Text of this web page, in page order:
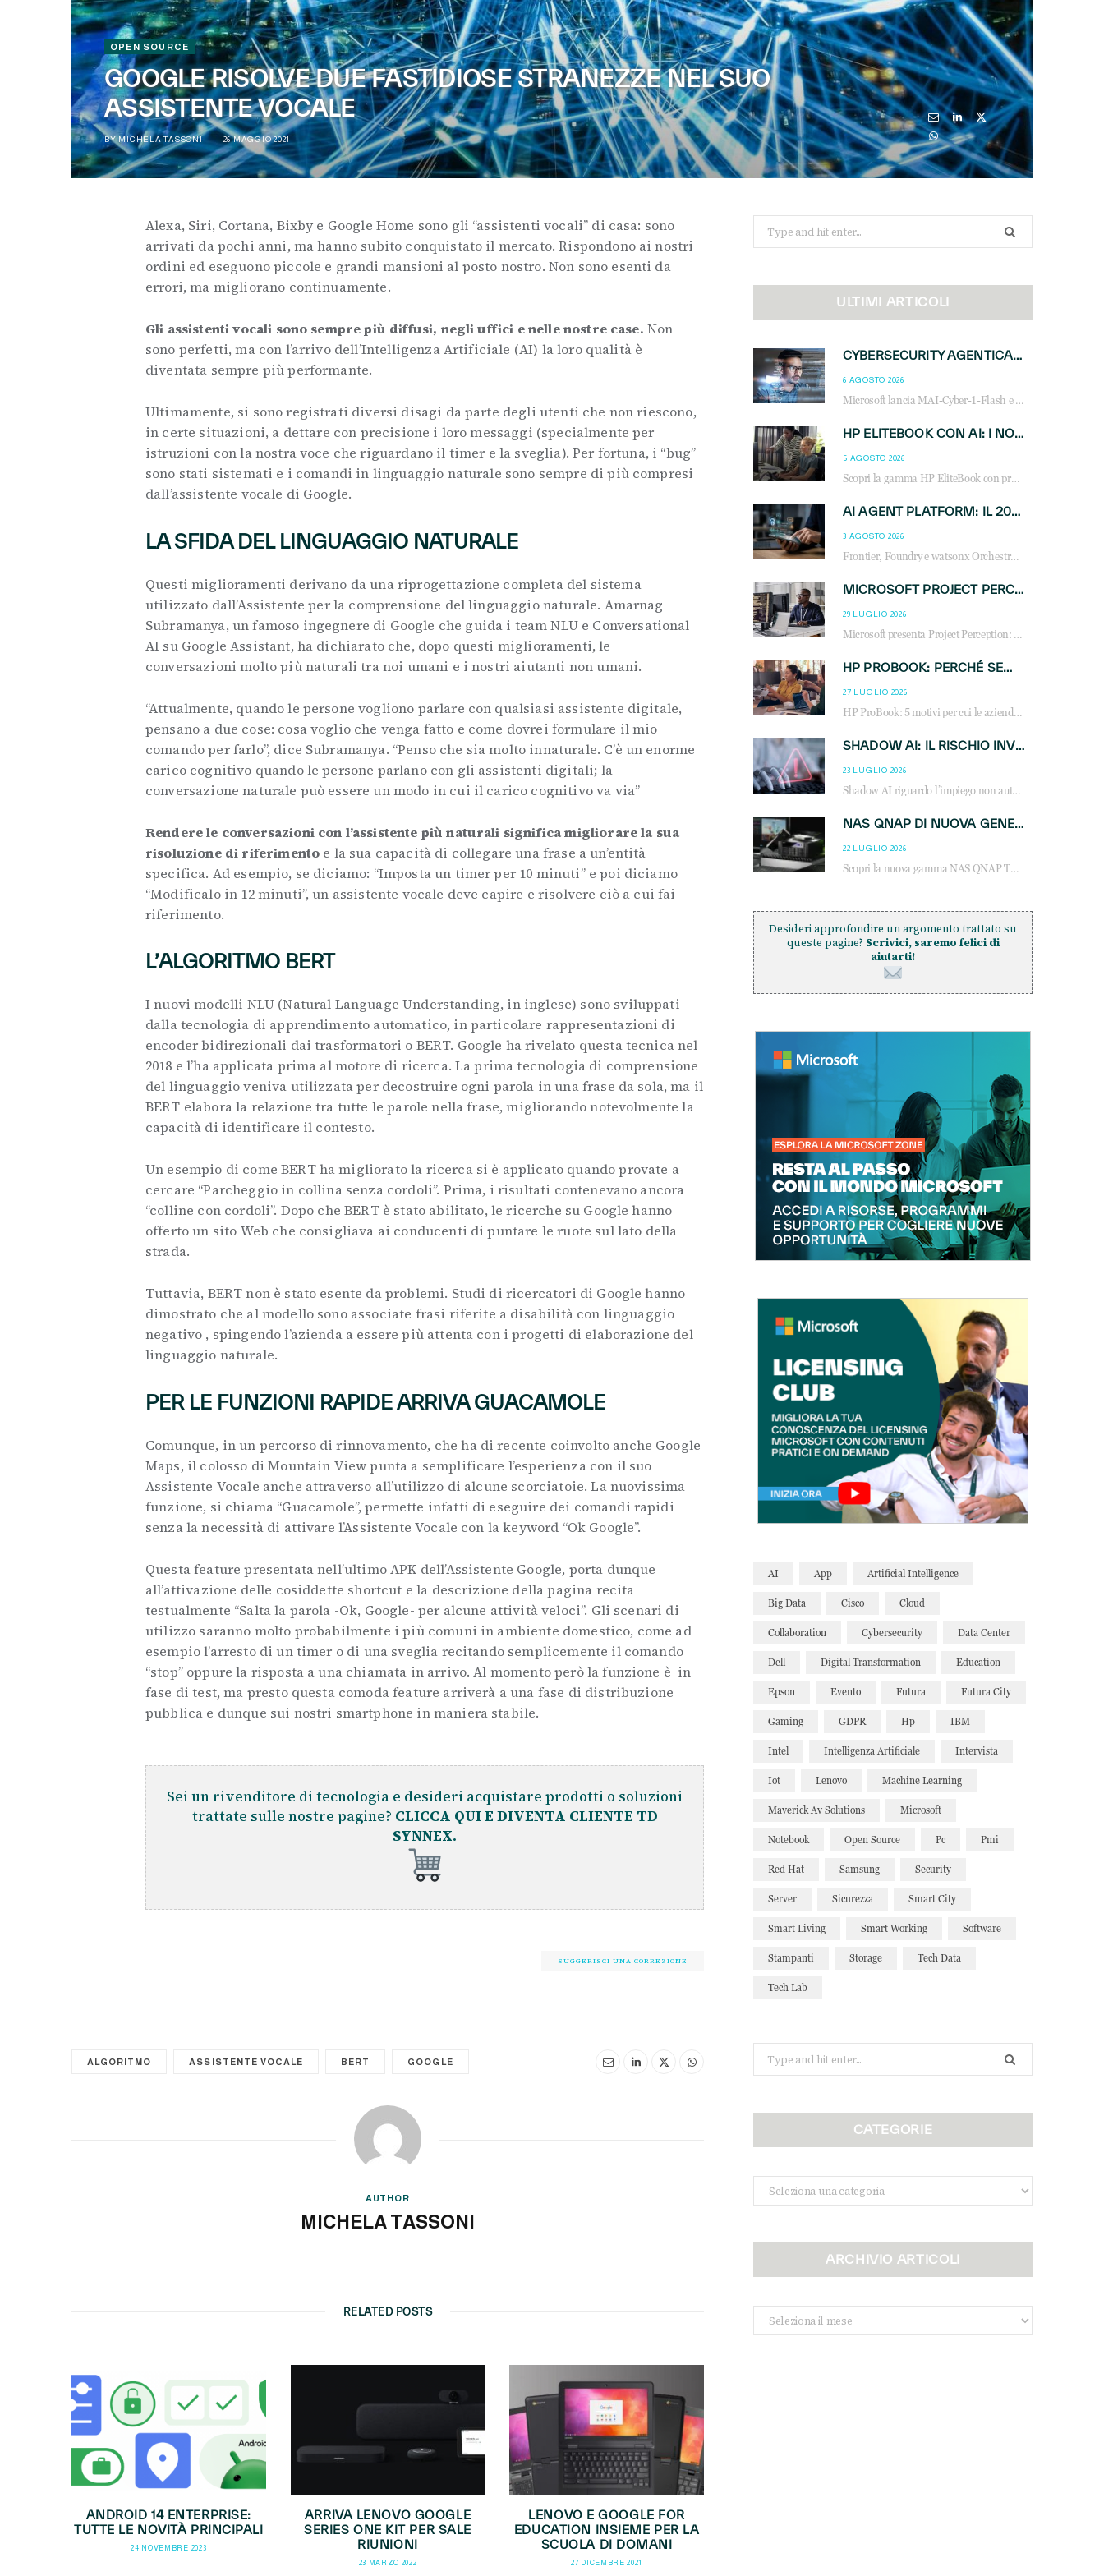
OPEN SOURCE
GOOGLE RISOLVE DUE FASTIDIOSE STRANEZZE NEL SUO
ASSISTENTE VOCALE
BY MICHELA TASSONI 26 MAGGIO 2021
Alexa, Siri, Cortana, Bixby e Google Home sono gli “assistenti vocali” di casa: sono
arrivati da pochi anni, ma hanno subito conquistato il mercato. Rispondono ai nostri
ordini ed eseguono piccole e grandi mansioni al posto nostro. Non sono esenti da
errori, ma migliorano continuamente.
Gli assistenti vocali sono sempre più diffusi, negli uffici e nelle nostre case. Non
sono perfetti, ma con l’arrivo dell’Intelligenza Artificiale (AI) la loro qualità è
diventata sempre più performante.
Ultimamente, si sono registrati diversi disagi da parte degli utenti che non riescono,
in certe situazioni, a dettare con precisione i loro messaggi (specialmente per
istruzioni con la nostra voce che riguardano il timer e la sveglia). Per fortuna, i “bug”
sono stati sistemati e i comandi in linguaggio naturale sono sempre di più compresi
dall’assistente vocale di Google.
LA SFIDA DEL LINGUAGGIO NATURALE
Questi miglioramenti derivano da una riprogettazione completa del sistema
utilizzato dall’Assistente per la comprensione del linguaggio naturale. Amarnag
Subramanya, un famoso ingegnere di Google che guida i team NLU e Conversational
AI su Google Assistant, ha dichiarato che, dopo questi miglioramenti, le
conversazioni molto più naturali tra noi umani e i nostri aiutanti non umani.
“Attualmente, quando le persone vogliono parlare con qualsiasi assistente digitale,
pensano a due cose: cosa voglio che venga fatto e come dovrei formulare il mio
comando per farlo”, dice Subramanya. “Penso che sia molto innaturale. C’è un enorme
carico cognitivo quando le persone parlano con gli assistenti digitali; la
conversazione naturale può essere un modo in cui il carico cognitivo va via”
Rendere le conversazioni con l’assistente più naturali significa migliorare la sua
risoluzione di riferimento e la sua capacità di collegare una frase a un’entità
specifica. Ad esempio, se diciamo: “Imposta un timer per 10 minuti” e poi diciamo
“Modificalo in 12 minuti”, un assistente vocale deve capire e risolvere ciò a cui fai
riferimento.
L’ALGORITMO BERT
I nuovi modelli NLU (Natural Language Understanding, in inglese) sono sviluppati
dalla tecnologia di apprendimento automatico, in particolare rappresentazioni di
encoder bidirezionali dai trasformatori o BERT. Google ha rivelato questa tecnica nel
2018 e l’ha applicata prima al motore di ricerca. La prima tecnologia di comprensione
del linguaggio veniva utilizzata per decostruire ogni parola in una frase da sola, ma il
BERT elabora la relazione tra tutte le parole nella frase, migliorando notevolmente la
capacità di identificare il contesto.
Un esempio di come BERT ha migliorato la ricerca si è applicato quando provate a
cercare “Parcheggio in collina senza cordoli”. Prima, i risultati contenevano ancora
“colline con cordoli”. Dopo che BERT è stato abilitato, le ricerche su Google hanno
offerto un sito Web che consigliava ai conducenti di puntare le ruote sul lato della
strada.
Tuttavia, BERT non è stato esente da problemi. Studi di ricercatori di Google hanno
dimostrato che al modello sono associate frasi riferite a disabilità con linguaggio
negativo , spingendo l’azienda a essere più attenta con i progetti di elaborazione del
linguaggio naturale.
PER LE FUNZIONI RAPIDE ARRIVA GUACAMOLE
Comunque, in un percorso di rinnovamento, che ha di recente coinvolto anche Google
Maps, il colosso di Mountain View punta a semplificare l’esperienza con il suo
Assistente Vocale anche attraverso all’utilizzo di alcune scorciatoie. La nuovissima
funzione, si chiama “Guacamole”, permette infatti di eseguire dei comandi rapidi
senza la necessità di attivare l’Assistente Vocale con la keyword “Ok Google”.
Questa feature presentata nell’ultimo APK dell’Assistente Google, porta dunque
all’attivazione delle cosiddette shortcut e la descrizione della pagina recita
testualmente “Salta la parola -Ok, Google- per alcune attività veloci”. Gli scenari di
utilizzo saranno molto probabilmente i più comuni in ambiente domestico, come ad
esempio l’arresto di un timer o di una sveglia recitando semplicemente il comando
“stop” oppure la risposta a una chiamata in arrivo. Al momento però la funzione è in
fase di test, ma presto questa comoda feature arriverà a una fase di distribuzione
pubblica e dunque sui nostri smartphone in maniera stabile.
Sei un rivenditore di tecnologia e desideri acquistare prodotti o soluzioni
trattate sulle nostre pagine? CLICCA QUI E DIVENTA CLIENTE TD
SYNNEX.
SUGGERISCI UNA CORREZIONE
ALGORITMO ASSISTENTE VOCALE BERT GOOGLE
AUTHOR
MICHELA TASSONI
RELATED POSTS
ANDROID 14 ENTERPRISE:
TUTTE LE NOVITÀ PRINCIPALI
24 NOVEMBRE 2023
ARRIVA LENOVO GOOGLE
SERIES ONE KIT PER SALE
RIUNIONI
23 MARZO 2022
LENOVO E GOOGLE FOR
EDUCATION INSIEME PER LA
SCUOLA DI DOMANI
27 DICEMBRE 2021
for:
ULTIMI ARTICOLI
CYBERSECURITY AGENTICA: CON PERCEPTION E MAI-CYBER-1-FLASH MICROSOFT APRE NUOVI SERVIZI PER IL CANALE
6 AGOSTO 2026
Microsoft lancia MAI-Cyber-1-Flash e Perception: cybersecurity agentica in preview dal 3 novembre. Cosa cambia per MSP, system integrator e reseller.
HP ELITEBOOK CON AI: I NOTEBOOK BUSINESS INTELLIGENTI CHE TRASFORMANO PRODUTTIVITÀ, SICUREZZA E LAVORO IBRIDO
5 AGOSTO 2026
Scopri la gamma HP EliteBook con processori Intel® Core™ Ultra e AMD Ryzen™ AI. Notebook business progettati per aumentare la produttività, migliorare la collaborazione e garantire sicurezza avanzata in ufficio e in mobilità.
AI AGENT PLATFORM: IL 2026 È L’ANNO DEL «SISTEMA OPERATIVO» PER GLI AGENTI AZIENDALI
3 AGOSTO 2026
Frontier, Foundry e watsonx Orchestrate: la guerra delle piattaforme AI agent ridisegna il mercato IT. Cosa cambia per reseller, MSP e system integrator.
MICROSOFT PROJECT PERCEPTION: COME GLI AGENTI AI CAMBIERANNO SOC, CYBERSECURITY E SERVIZI MSP
29 LUGLIO 2026
Microsoft presenta Project Perception: scopri come gli agenti AI possono trasformare cybersecurity, SOC e servizi gestiti degli MSP.
HP PROBOOK: PERCHÉ SEMPRE PIÙ AZIENDE SCELGONO NOTEBOOK PROGETTATI PER IL LAVORO MODERNO
27 LUGLIO 2026
HP ProBook: 5 motivi per cui le aziende scelgono i notebook business HP per migliorare produttività, sicurezza e gestione dell’AI.
SHADOW AI: IL RISCHIO INVISIBILE CHE LE AZIENDE POSSONO GOVERNARE
23 LUGLIO 2026
Shadow AI riguardo l’impiego non autorizzato di sistemi AI all’interno dell’azienda. E’ una pratica che si diffonde a partire dai dipendenti fino ai dirigenti e mette a repentaglio la cybersecurity, con costi più elevati per le organizzazioni. Due recenti report illustrano il fenomeno e forniscono dati in merito
NAS QNAP DI NUOVA GENERAZIONE: PIÙ PRESTAZIONI, SCALABILITÀ E PROTEZIONE DEI DATI PER LE INFRASTRUTTURE IT MODERNE
22 LUGLIO 2026
Scopri la nuova gamma NAS QNAP TS-h1465U-RP, TS-h1065eU e TS-h665U: storage aziendale con ZFS, DDR5, E1.S NVMe e connettività 2.5GbE per backup, virtualizzazione e cybersecurity.
Desideri approfondire un argomento trattato su
queste pagine? Scrivici, saremo felici di
aiutarti!
AI App Artificial Intelligence
Big Data Cisco Cloud
Collaboration Cybersecurity Data Center
Dell Digital Transformation Education
Epson Evento Futura Futura City
Gaming GDPR Hp IBM
Intel Intelligenza Artificiale Intervista
Iot Lenovo Machine Learning
Maverick Av Solutions Microsoft
Notebook Open Source Pc Pmi
Red Hat Samsung Security
Server Sicurezza Smart City
Smart Living Smart Working Software
Stampanti Storage Tech Data
Tech Lab
for:
CATEGORIE
Categorie
ARCHIVIO ARTICOLI
Archivio
Articoli